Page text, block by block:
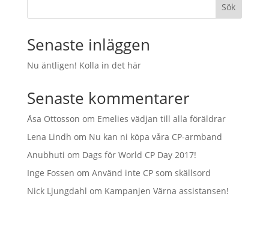
Sök
Senaste inläggen
Nu äntligen! Kolla in det här
Senaste kommentarer
Åsa Ottosson om Emelies vädjan till alla föräldrar
Lena Lindh om Nu kan ni köpa våra CP-armband
Anubhuti om Dags för World CP Day 2017!
Inge Fossen om Använd inte CP som skällsord
Nick Ljungdahl om Kampanjen Värna assistansen!